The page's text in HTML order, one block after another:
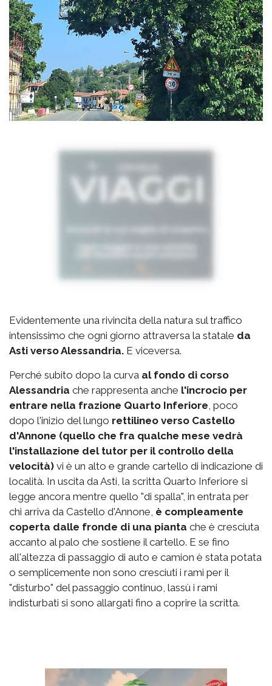
Evidentemente una rivincita della natura sul traffico
intensissimo che ogni giorno attraversa la statale da
Asti verso Alessandria. E viceversa.
Perché subito dopo la curva al fondo di corso
Alessandria che rappresenta anche l'incrocio per
entrare nella frazione Quarto Inferiore, poco
dopo l'inizio del lungo rettilineo verso Castello
d'Annone (quello che fra qualche mese vedrà
l'installazione del tutor per il controllo della
velocità) vi è un alto e grande cartello di indicazione di
località. In uscita da Asti, la scritta Quarto Inferiore si
legge ancora mentre quello "di spalla", in entrata per
chi arriva da Castello d'Annone, è compleamente
coperta dalle fronde di una pianta che è cresciuta
accanto al palo che sostiene il cartello. E se fino
all'altezza di passaggio di auto e camion è stata potata
o semplicemente non sono cresciuti i rami per il
"disturbo" del passaggio continuo, lassù i rami
indisturbati si sono allargati fino a coprire la scritta.